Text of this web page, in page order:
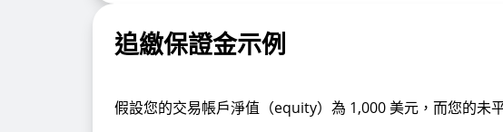
追繳保證金示例
假設您的交易帳戶淨值（equity）為 1,000 美元，而您的